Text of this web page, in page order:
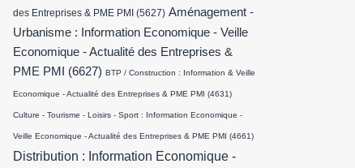
des Entreprises & PME PMI (5627) Aménagement -
Urbanisme : Information Economique - Veille
Economique - Actualité des Entreprises &
PME PMI
(6627) BTP / Construction : Information & Veille
Economique - Actualité des Entreprises & PME PMI (4631)
Culture - Tourisme - Loisirs - Sport : Information Economique -
Veille Economique - Actualité des Entreprises & PME PMI (4661)
Distribution : Information Economique -